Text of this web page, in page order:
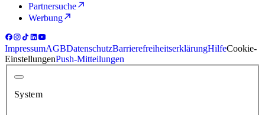
Partnersuche
Werbung
ImpressumAGBDatenschutzBarrierefreiheitserklärungHilfeCookie-
EinstellungenPush-Mitteilungen
System